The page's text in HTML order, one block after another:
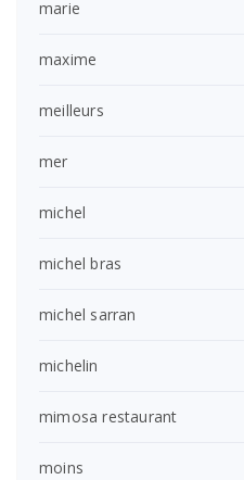
marie
maxime
meilleurs
mer
michel
michel bras
michel sarran
michelin
mimosa restaurant
moins